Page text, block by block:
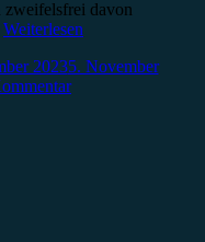
davon
Weiterlesen
20235. November